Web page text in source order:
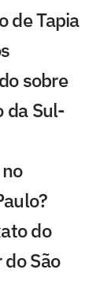
de Tapia
sobre
da Sul-
do
São